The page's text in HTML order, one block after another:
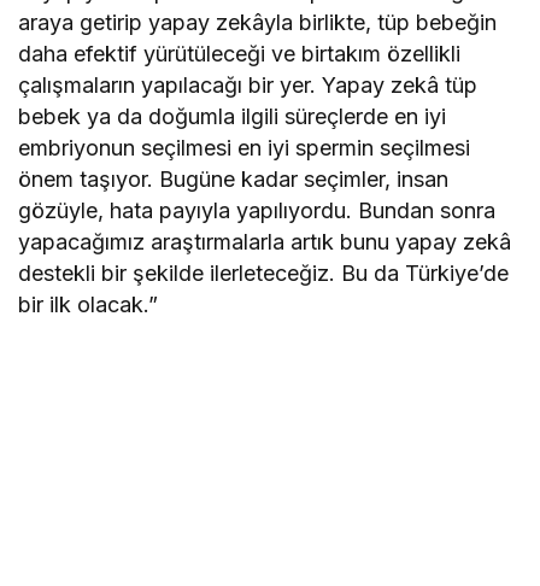
araya getirip yapay zekâyla birlikte, tüp bebeğin
daha efektif yürütüleceği ve birtakım özellikli
çalışmaların yapılacağı bir yer. Yapay zekâ tüp
bebek ya da doğumla ilgili süreçlerde en iyi
embriyonun seçilmesi en iyi spermin seçilmesi
önem taşıyor. Bugüne kadar seçimler, insan
gözüyle, hata payıyla yapılıyordu. Bundan sonra
yapacağımız araştırmalarla artık bunu yapay zekâ
destekli bir şekilde ilerleteceğiz. Bu da Türkiye’de
bir ilk olacak.”